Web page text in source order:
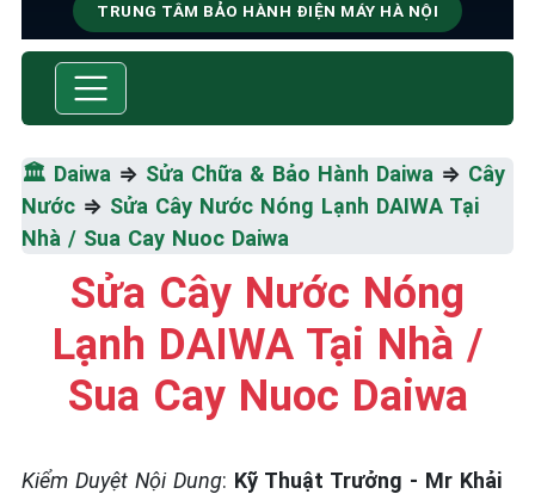
TRUNG TÂM BẢO HÀNH ĐIỆN MÁY HÀ NỘI
SỬA CHỮA & BẢO HÀNH
Thiểu
☎️ 09.86.85.89.22
🏛️ Daiwa ⇒ Sửa Chữa & Bảo Hành Daiwa ⇒ Cây
Nước ⇒ Sửa Cây Nước Nóng Lạnh DAIWA Tại
Nhà / Sua Cay Nuoc Daiwa
Sửa Cây Nước Nóng
Lạnh DAIWA Tại Nhà /
Sua Cay Nuoc Daiwa
Kiểm Duyệt Nội Dung: Kỹ Thuật Trưởng - Mr Khải